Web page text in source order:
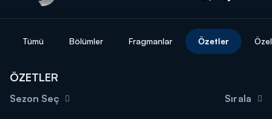
DİĞER SONUÇLAR
Tümü Bölümler Fragmanlar Özetler
ÖZETLER
Sezon Seç Sırala